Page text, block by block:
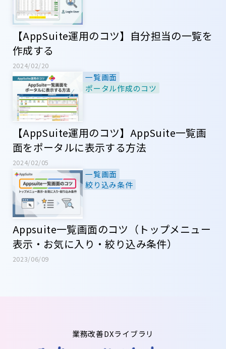
【AppSuite運用のコツ】自分担当の一覧を
作成する
2024/02/20
一覧画面
ポータル作成のコツ
【AppSuite運用のコツ】AppSuite一覧画
面をポータルに表示する方法
2024/02/05
一覧画面
絞り込み条件
Appsuite一覧画面のコツ（トップメニュー
表示・お気に入り・絞り込み条件）
2023/06/09
業務改善DXライブラリ